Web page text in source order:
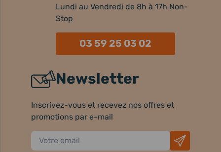
Lundi au Vendredi de 8h à 17h Non-
Stop
03 59 25 03 02
Newsletter
Inscrivez-vous et recevez nos offres et
promotions par e-mail